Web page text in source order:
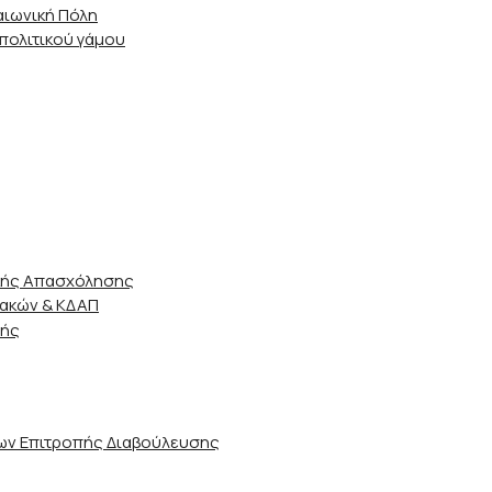
Επιτροπής Διαβούλευσης
Πόλη
γάμου
Απασχόλησης
& ΚΔΑΠ